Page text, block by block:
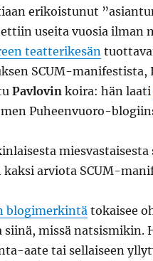
erikoistunut
useita vuosia ilman
teatterikesän
SCUM-manifestista,
Pavlovinkoira: hän laati
Puheenvuoro-
kaksi arviota SCUM-
blogimerkintätokaisee
missä natsismikin.
aate tai sellaiseen